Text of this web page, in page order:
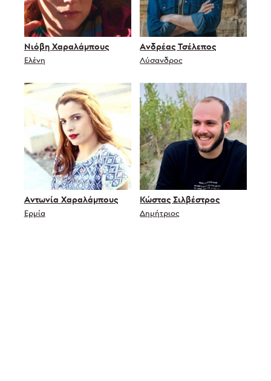
Νιόβη Χαραλάμπους
Ελένη
Ανδρέας Τσέλεπος
Λύσανδρος
Αντωνία Χαραλάμπους
Ερμία
Κώστας Σιλβέστρος
Δημήτριος